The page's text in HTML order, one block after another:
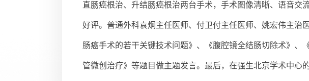
直肠癌根治、升结肠癌根治两台手术，手术图像清晰、语音交
好评。普通外科袁炯主任医师、付卫付主任医师、姚宏伟主治
肠癌手术的若干关键技术问题》、《腹腔镜全结肠切除术》、
管微创治疗》等题目做主题发言。最后，在强生北京学术中心